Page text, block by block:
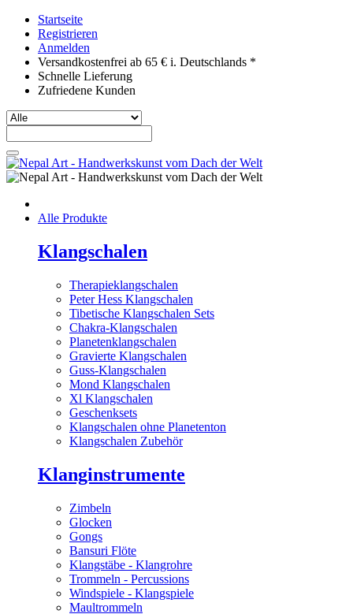
Startseite
Registrieren
Anmelden
Versandkostenfrei ab 65 € i. Deutschlands *
Schnelle Lieferung
Zufriedene Kunden
Alle Produkte
Klangschalen
Therapieklangschalen
Peter Hess Klangschalen
Tibetische Klangschalen Sets
Chakra-Klangschalen
Planetenklangschalen
Gravierte Klangschalen
Guss-Klangschalen
Mond Klangschalen
Xl Klangschalen
Geschenksets
Klangschalen ohne Planetenton
Klangschalen Zubehör
Klanginstrumente
Zimbeln
Glocken
Gongs
Bansuri Flöte
Klangstäbe - Klangrohre
Trommeln - Percussions
Windspiele - Klangspiele
Maultrommeln